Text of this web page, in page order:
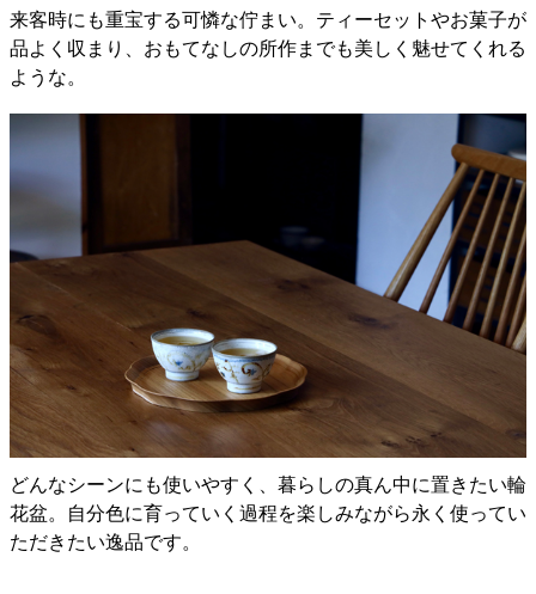
来客時にも重宝する可憐な佇まい。ティーセットやお菓子が
品よく収まり、おもてなしの所作までも美しく魅せてくれる
ような。
どんなシーンにも使いやすく、暮らしの真ん中に置きたい輪
花盆。自分色に育っていく過程を楽しみながら永く使ってい
ただきたい逸品です。